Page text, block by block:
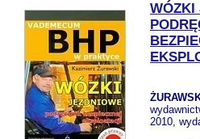
WÓZKI
2010,